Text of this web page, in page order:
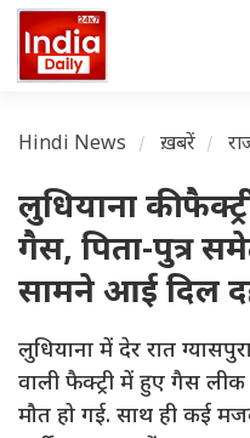
Hindi News ख़बरें
लुधियाना की
गैस, पिता-पुत्र
सामने आई दिल
लुधियाना में देर रात
वाली फैक्ट्री में हुए गैस
मौत हो गई. साथ ही कई